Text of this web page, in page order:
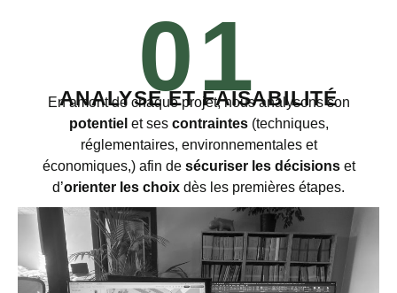
01
ANALYSE ET FAISABILITÉ
En amont de chaque projet, nous analysons son
potentiel et ses contraintes(techniques,
réglementaires, environnementales et
économiques,) afin de sécuriser les décisionset
d’orienter les choix dès les premières étapes.